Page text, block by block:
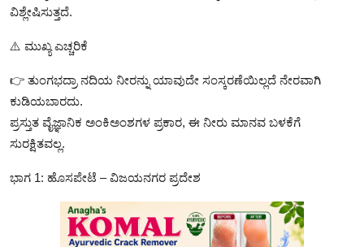
ವಿಶ್ಲೇಷಿಸುತ್ತದೆ.
⚠️ ಮುಖ್ಯ ಎಚ್ಚರಿಕೆ
👉 ತುಂಗಭದ್ರಾ ನದಿಯ ನೀರನ್ನು ಯಾವುದೇ ಸಂಸ್ಕರಣೆಯಿಲ್ಲದೆ ನೇರವಾಗಿ
ಕುಡಿಯಬಾರದು.
ಪ್ರಸ್ತುತ ವೈಜ್ಞಾನಿಕ ಅಂಕಿಅಂಶಗಳ ಪ್ರಕಾರ, ಈ ನೀರು ಮಾನವ ಬಳಕೆಗೆ
ಸುರಕ್ಷಿತವಲ್ಲ.
ಭಾಗ 1: ಹೊಸಪೇಟೆ – ವಿಜಯನಗರ ಪ್ರದೇಶ